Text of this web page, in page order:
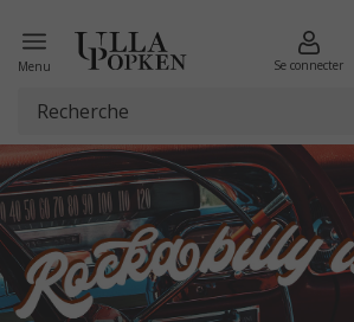
Menu Se connecter